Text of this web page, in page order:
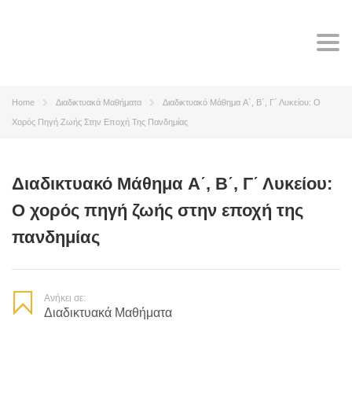
Home Διαδικτυακά Μαθήματα Διαδικτυακό Μάθημα A΄, Β΄, Γ΄ Λυκείου: Ο
Χορός Πηγή Ζωής Στην Εποχή Της Πανδημίας
Διαδικτυακό Μάθημα A΄, Β΄, Γ΄ Λυκείου:
Ο χορός πηγή ζωής στην εποχή της
πανδημίας
Ανήκει σε:
Διαδικτυακά Μαθήματα